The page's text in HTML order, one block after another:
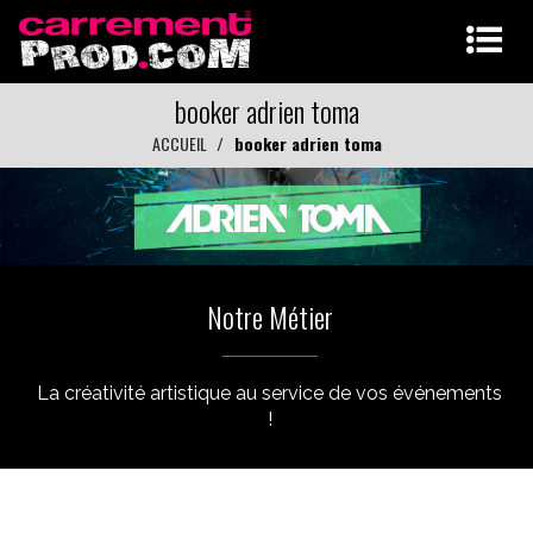
booker adrien toma
ACCUEIL booker adrien toma
Notre Métier
La créativité artistique au service de vos événements
!